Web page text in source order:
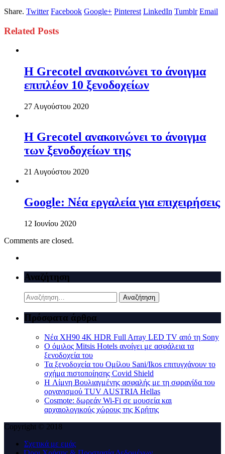
Share. Twitter Facebook Google+ Pinterest LinkedIn Tumblr Email
Related Posts
Η Grecotel ανακοινώνει το άνοιγμα
επιπλέον 10 ξενοδοχείων
27 Αυγούστου 2020
Η Grecotel ανακοινώνει το άνοιγμα
των ξενοδοχείων της
21 Αυγούστου 2020
Google: Nέα εργαλεία για επιχειρήσεις
12 Ιουνίου 2020
Comments are closed.
Αναζήτηση
Αναζήτηση
για:
Πρόσφατα άρθρα
Νέα XH90 4K HDR Full Array LED TV από τη Sony
Ο όμιλος Mitsis Hotels ανοίγει με ασφάλεια τα
ξενοδοχεία του
Τα ξενοδοχεία του Ομίλου Sani/Ikos επιτυγχάνουν το
σχήμα πιστοποίησης Covid Shield
H Λίμνη Βουλιαγμένης ασφαλής με τη σφραγίδα του
οργανισμού TUV AUSTRIA Hellas
Cosmote: δωρεάν Wi-Fi σε μουσεία και
αρχαιολογικούς χώρους της Κρήτης
Copyright © 2018
Σχετικά με εμάς